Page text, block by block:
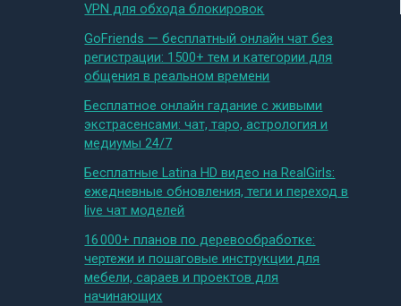
VPN для обхода блокировок
GoFriends — бесплатный онлайн чат без
регистрации: 1500+ тем и категории для
общения в реальном времени
Бесплатное онлайн гадание с живыми
экстрасенсами: чат, таро, астрология и
медиумы 24/7
Бесплатные Latina HD видео на RealGirls:
ежедневные обновления, теги и переход в
live чат моделей
16 000+ планов по деревообработке:
чертежи и пошаговые инструкции для
мебели, сараев и проектов для
начинающих